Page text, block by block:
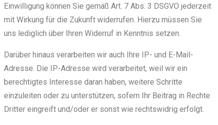
Einwilligung können Sie gemäß Art. 7 Abs. 3 DSGVO jederzeit
mit Wirkung für die Zukunft widerrufen. Hierzu müssen Sie
uns lediglich über Ihren Widerruf in Kenntnis setzen.
Darüber hinaus verarbeiten wir auch Ihre IP- und E-Mail-
Adresse. Die IP-Adresse wird verarbeitet, weil wir ein
berechtigtes Interesse daran haben, weitere Schritte
einzuleiten oder zu unterstützen, sofern Ihr Beitrag in Rechte
Dritter eingreift und/oder er sonst wie rechtswidrig erfolgt.